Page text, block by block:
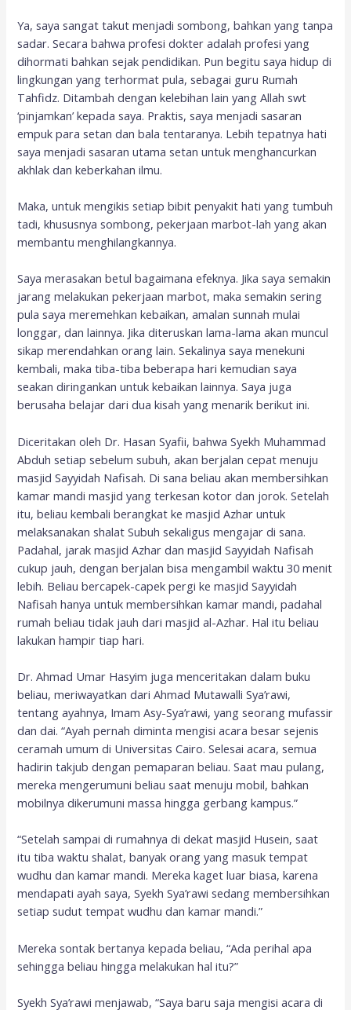
Ya, saya sangat takut menjadi sombong, bahkan yang tanpa
sadar. Secara bahwa profesi dokter adalah profesi yang
dihormati bahkan sejak pendidikan. Pun begitu saya hidup di
lingkungan yang terhormat pula, sebagai guru Rumah
Tahfidz. Ditambah dengan kelebihan lain yang Allah swt
‘pinjamkan’ kepada saya. Praktis, saya menjadi sasaran
empuk para setan dan bala tentaranya. Lebih tepatnya hati
saya menjadi sasaran utama setan untuk menghancurkan
akhlak dan keberkahan ilmu.
Maka, untuk mengikis setiap bibit penyakit hati yang tumbuh
tadi, khususnya sombong, pekerjaan marbot-lah yang akan
membantu menghilangkannya.
Saya merasakan betul bagaimana efeknya. Jika saya semakin
jarang melakukan pekerjaan marbot, maka semakin sering
pula saya meremehkan kebaikan, amalan sunnah mulai
longgar, dan lainnya. Jika diteruskan lama-lama akan muncul
sikap merendahkan orang lain. Sekalinya saya menekuni
kembali, maka tiba-tiba beberapa hari kemudian saya
seakan diringankan untuk kebaikan lainnya. Saya juga
berusaha belajar dari dua kisah yang menarik berikut ini.
Diceritakan oleh Dr. Hasan Syafii, bahwa Syekh Muhammad
Abduh setiap sebelum subuh, akan berjalan cepat menuju
masjid Sayyidah Nafisah. Di sana beliau akan membersihkan
kamar mandi masjid yang terkesan kotor dan jorok. Setelah
itu, beliau kembali berangkat ke masjid Azhar untuk
melaksanakan shalat Subuh sekaligus mengajar di sana.
Padahal, jarak masjid Azhar dan masjid Sayyidah Nafisah
cukup jauh, dengan berjalan bisa mengambil waktu 30 menit
lebih. Beliau bercapek-capek pergi ke masjid Sayyidah
Nafisah hanya untuk membersihkan kamar mandi, padahal
rumah beliau tidak jauh dari masjid al-Azhar. Hal itu beliau
lakukan hampir tiap hari.
Dr. Ahmad Umar Hasyim juga menceritakan dalam buku
beliau, meriwayatkan dari Ahmad Mutawalli Sya’rawi,
tentang ayahnya, Imam Asy-Sya’rawi, yang seorang mufassir
dan dai. “Ayah pernah diminta mengisi acara besar sejenis
ceramah umum di Universitas Cairo. Selesai acara, semua
hadirin takjub dengan pemaparan beliau. Saat mau pulang,
mereka mengerumuni beliau saat menuju mobil, bahkan
mobilnya dikerumuni massa hingga gerbang kampus.”
“Setelah sampai di rumahnya di dekat masjid Husein, saat
itu tiba waktu shalat, banyak orang yang masuk tempat
wudhu dan kamar mandi. Mereka kaget luar biasa, karena
mendapati ayah saya, Syekh Sya’rawi sedang membersihkan
setiap sudut tempat wudhu dan kamar mandi.”
Mereka sontak bertanya kepada beliau, “Ada perihal apa
sehingga beliau hingga melakukan hal itu?”
Syekh Sya’rawi menjawab, “Saya baru saja mengisi acara di